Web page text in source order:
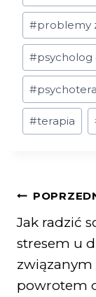
#problemy
#psycholog
#
#terapia
Jak radzić
stresem u
związanym
powrotem